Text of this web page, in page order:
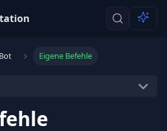
Eigene Befehle